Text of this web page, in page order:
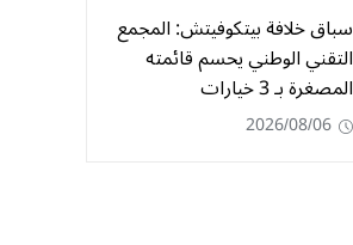
سباق خلافة بيتكوفيتش: المجمع
التقني الوطني يحسم قائمته
المصغرة بـ 3 خيارات
2026/08/06